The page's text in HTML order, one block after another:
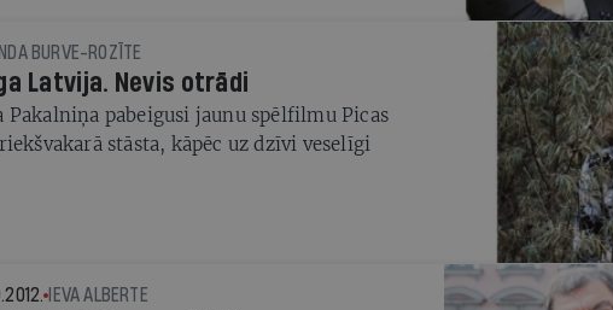
BURVE-ROZĪTE
Latvija. Nevis otrādi
Pakalniņa pabeigusi jaunu spēlfilmu Picas
stāsta, kāpēc uz dzīvi veselīgi
IEVA ALBERTE